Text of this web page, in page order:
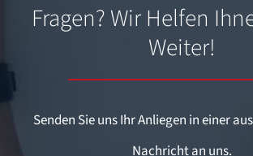
Fragen? Wir Helfen
Weiter!
Senden Sie uns Ihr Anliegen in einer
Nachricht an uns.